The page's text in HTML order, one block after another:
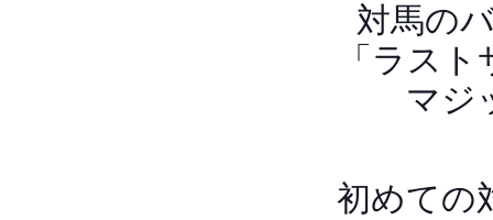
対馬の
「ラス
マジ
初めての